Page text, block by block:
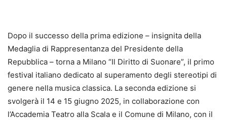
Dopo il successo della prima edizione – insignita della
Medaglia di Rappresentanza del Presidente della
Repubblica – torna a Milano “Il Diritto di Suonare”, il primo
festival italiano dedicato al superamento degli stereotipi di
genere nella musica classica. La seconda edizione si
svolgerà il 14 e 15 giugno 2025, in collaborazione con
l’Accademia Teatro alla Scala e il Comune di Milano, con il